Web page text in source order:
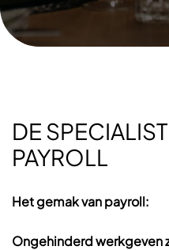
DE
PAYROLL
Het gemak van payroll:
Ongehinderd werkgeven